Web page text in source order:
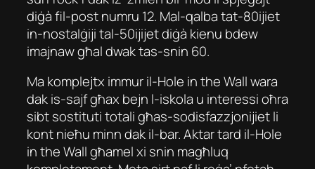
diġà fil-post numru 12. Mal-qalba tat-80ijiet
in-nostalġiji tal-50ijijet diġà kienu bdew
imajnaw għal dwak tas-snin 60.
Ma komplejtx immur il-Hole in the Wall wara
dak is-sajf għax bejn l-iskola u interessi oħra
sibt sostituti totali għas-sodisfazzjonijiet li
kont nieħu minn dak il-bar. Aktar tard il-Hole
in the Wall għamel xi snin magħluq